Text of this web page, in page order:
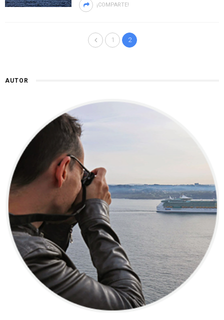
¡COMPARTE!
1 2
AUTOR